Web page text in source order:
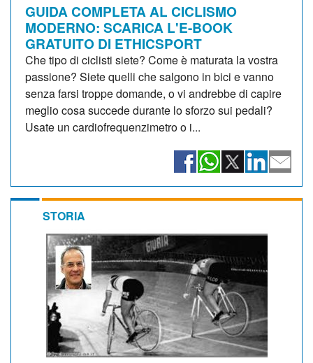
GUIDA COMPLETA AL CICLISMO
MODERNO: SCARICA L'E-BOOK
GRATUITO DI ETHICSPORT
Che tipo di ciclisti siete? Come è maturata la vostra
passione? Siete quelli che salgono in bici e vanno
senza farsi troppe domande, o vi andrebbe di capire
meglio cosa succede durante lo sforzo sui pedali?
Usate un cardiofrequenzimetro o i...
STORIA